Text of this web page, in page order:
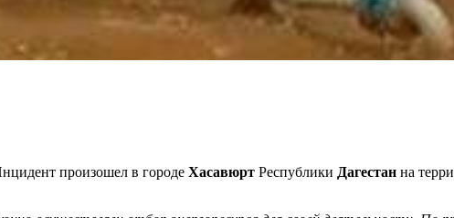
произошел в городе Хасавюрт Республики Дагестан на